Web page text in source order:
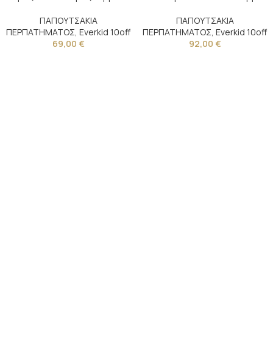
ΠΑΠΟΥΤΣΑΚΙΑ
ΠΕΡΠΑΤΗΜΑΤΟΣ, Everkid 10off
69,00 €
ΠΑΠΟΥΤΣΑΚΙΑ
ΠΕΡΠΑΤΗΜΑΤΟΣ, Everkid 10off
92,00 €